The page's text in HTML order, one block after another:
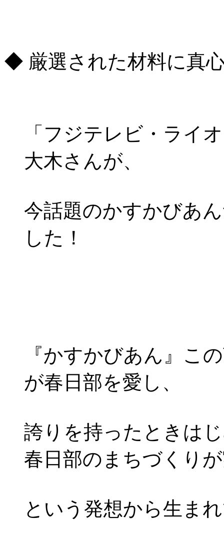
◆ 厳選された材料に真
「フジテレビ・ライ
大木さんが、
今話題のかすかびあ
した！
『かすかびあん』こ
が春日部を愛し、
誇りを持ったときは
春日部のまちづくり
という発想から生ま